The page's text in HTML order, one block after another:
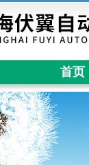
首页